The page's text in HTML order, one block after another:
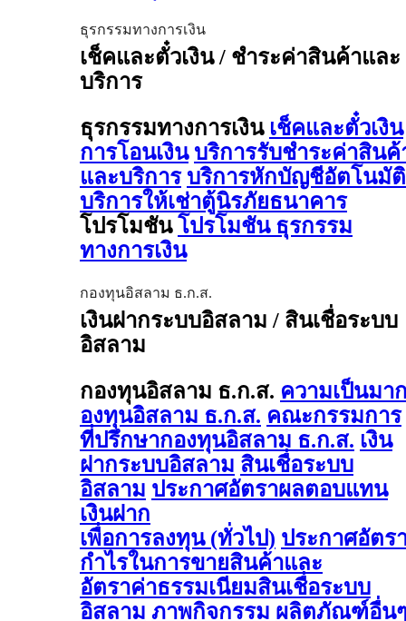
ธุรกรรมทางการเงิน
เช็คและตั๋วเงิน / ชำระค่าสินค้าและ
บริการ
ธุรกรรมทางการเงิน เช็คและตั๋วเงิน
การโอนเงิน บริการรับชำระค่าสินค้
และบริการ บริการหักบัญชีอัตโนมัติ
บริการให้เช่าตู้นิรภัยธนาคาร
โปรโมชัน โปรโมชัน ธุรกรรม
ทางการเงิน
กองทุนอิสลาม ธ.ก.ส.
เงินฝากระบบอิสลาม / สินเชื่อระบบ
อิสลาม
กองทุนอิสลาม ธ.ก.ส. ความเป็นมา
องทุนอิสลาม ธ.ก.ส. คณะกรรมการ
ที่ปรึกษากองทุนอิสลาม ธ.ก.ส. เงิน
ฝากระบบอิสลาม สินเชื่อระบบ
อิสลาม ประกาศอัตราผลตอบแทน
เงินฝาก
เพื่อการลงทุน (ทั่วไป) ประกาศอัตร
กำไรในการขายสินค้าและ
อัตราค่าธรรมเนียมสินเชื่อระบบ
อิสลาม ภาพกิจกรรม ผลิตภัณฑ์อื่น